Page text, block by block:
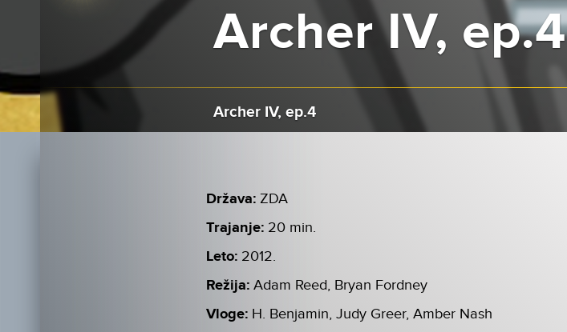
Archer IV, ep.4
Archer IV, ep.4
Država: ZDA
Trajanje: 20 min.
Leto: 2012.
Režija: Adam Reed, Bryan Fordney
Vloge: H. Benjamin, Judy Greer, Amber Nash